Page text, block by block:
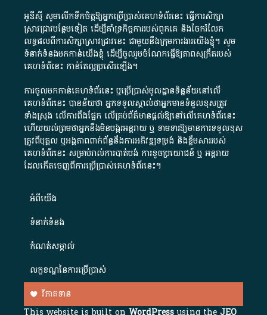
អូឌីស៊ី សូមលើកទឹកចិត្តឱ្យអ្នកប្រើប្រាស់គេហទំព័រនេះ ធ្វើការសិក្សា
ស្រាវជ្រាវបន្ថែមទៀត ដើម្បីគាំទ្រកិច្ចការ​របស់ពួកគេ និងចែករំលែក
លទ្ធផលពីការសិក្សាស្រាវជ្រាវនេះ ជាមួយនឹងក្រុមការងារយើងខ្ញុំ។ សូម
ទំនាក់ទំនងមកកាន់យើងខ្ញុំ ដើម្បីចូលរួមចំណែកធ្វើឱ្យភាពសុក្រឹតរបស់
គេហទំព័នេះ កាន់តែល្អប្រសើរឡើង។
ការចូលមកកាន់គេហទំព័រនេះ ឬប្រើប្រាស់មូលដ្ឋានទិន្នន័យនៅលើ
គេហទំព័រនេះ បានន័យថា អ្នកទទួលស្គាល់ថាអ្នកមានទំនួលខុសត្រូវ
ទាំងស្រុង លើការពឹងផ្អែក លើគ្រប់ព័ត៌មានផ្តល់ឱ្យនៅលើគេហទំព័រនេះ
ហើយយល់ព្រមថាអ្នកនឹងមិនបង្ករអន្តរាយ ឬ ទាមទារ​ឱ្យមានការទទួលខុស​
ត្រូវពីបុគ្គល ឬអង្គភាពពាក់ព័ន្ធនឹងការអភិវឌ្ឍទម្រង់ និងខ្លឹមសាររបស់
គេហទំព័រនេះ សម្រាប់រាល់ការបាត់បង់ ការខូចប្រយោជន៍ ឬ អន្តរាយ
ដែលកើតចេញពីការប្រើប្រាស់គេហទំព័រនេះ។
អំពី​យើង​
ទំនាក់ទំនង
កំណត់សម្គាល់
លក្ខខណ្ឌនៃការប្រើប្រាស់
វិភាគទាន